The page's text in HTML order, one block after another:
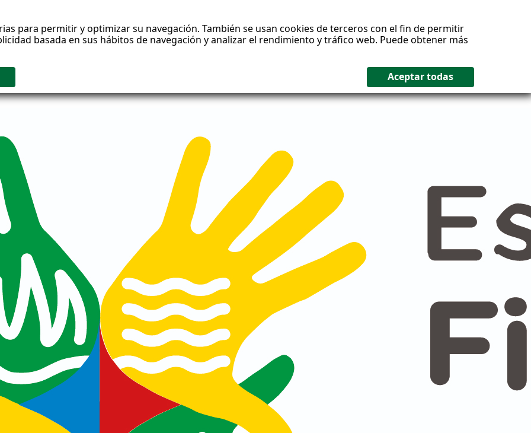
para permitir y optimizar su navegación. También se usan cookies de terceros con el fin de permitir
basada en sus hábitos de navegación y analizar el rendimiento y tráfico web. Puede obtener más